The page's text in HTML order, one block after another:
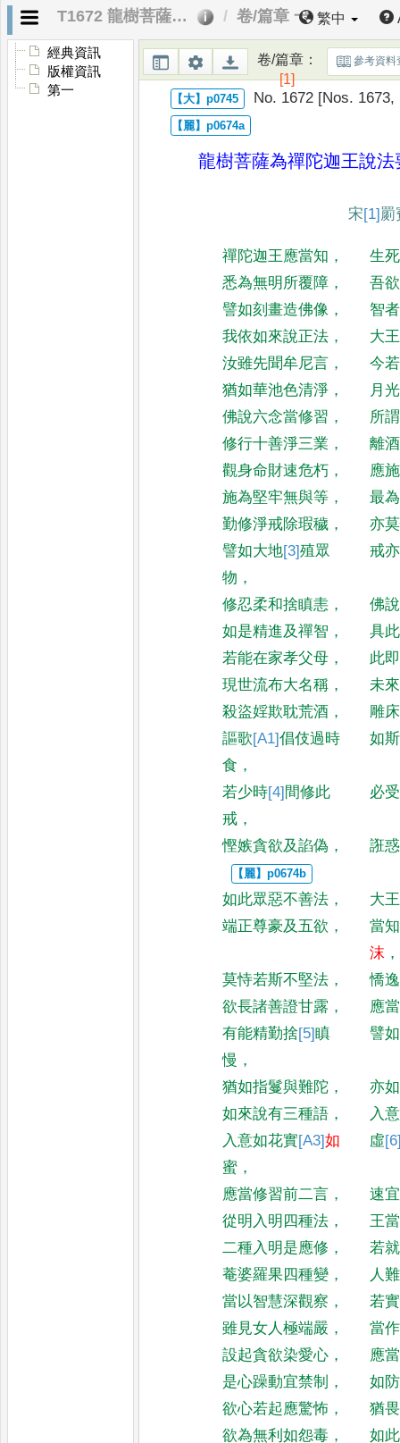
T1672 龍樹菩薩為禪陀迦王說法要偈 卷/篇章 一 繁中
經典資訊
版權資訊
第一
卷/篇章：
[1]
參考資料
No. 1672 [Nos. 1673,
龍樹菩薩為禪陀迦王說法
宋[1] 罽
禪陀迦王應當知 ，
生
悉為無明所覆障 ，
吾
譬如刻畫造佛像 ，
智
我依如來說正法 ，
大
汝雖先聞牟尼言 ，
今
猶如華池色清淨 ，
月光
佛說六念當修習 ，
所
修行十善淨三業 ，
離
觀身命財速危朽 ，
應
施為堅牢無與等 ，
最
勤修淨戒除瑕穢 ，
亦
譬如大地[3]殖眾
物 ，
戒
修忍柔和捨瞋恚 ，
佛
如是精進及禪智 ，
具
若能在家孝父母 ，
此
現世流布大名稱 ，
未
殺盜婬欺耽荒酒 ，
雕
謳歌[A1]倡伎過時
食 ，
如
若少時[4] 間修此
戒 ，
必
慳嫉貪欲及諂偽 ， 誑
如此眾惡不善法 ，
大
端正尊豪及五欲 ，
當
沫 ，
莫恃若斯不堅法 ，
憍
欲長諸善證甘露 ，
應
有能精勤捨[5]瞋
慢 ，
譬
猶如指鬘與難陀 ，
亦
如來說有三種語 ，
入
入意如花實[A3]如
蜜 ，
虛
應當修習前二言 ，
速
從明入明四種法 ，
王
二種入明是應修 ，
若
菴婆羅果四種變 ，
人
當以智慧深觀察 ，
若
雖見女人極端嚴 ，
當
設起貪欲染愛心 ，
應
是心躁動宜禁制 ，
如
欲心若起應驚怖 ，
猶
欲為無利如怨毒 ，
如